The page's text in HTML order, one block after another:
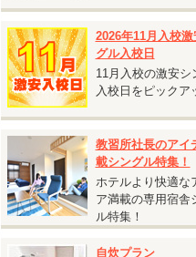
※女性限定のキャンペーンです。
※相部屋料金でシングルまたはツイ
※グル割との併用が可能です。
※保証内容・往復交通費支給額は通
◆仮免許申請交付料金は別途必要で
2026.08.03
『鳥取砂丘へ行くチャンス
◆鳥取県 東雲学園イナバ自動車学
『鳥取砂丘へ行くチャンス！人気
●対象入校日：9月21日～10月31日
2026年11月入校激
グル入校日
11月入校の激安シ
入校日をピックア
教習所社長のアイ
載シングル特集！
ホテルより快適な
ア満載の専用宿舎
ル特集！
自炊プラン